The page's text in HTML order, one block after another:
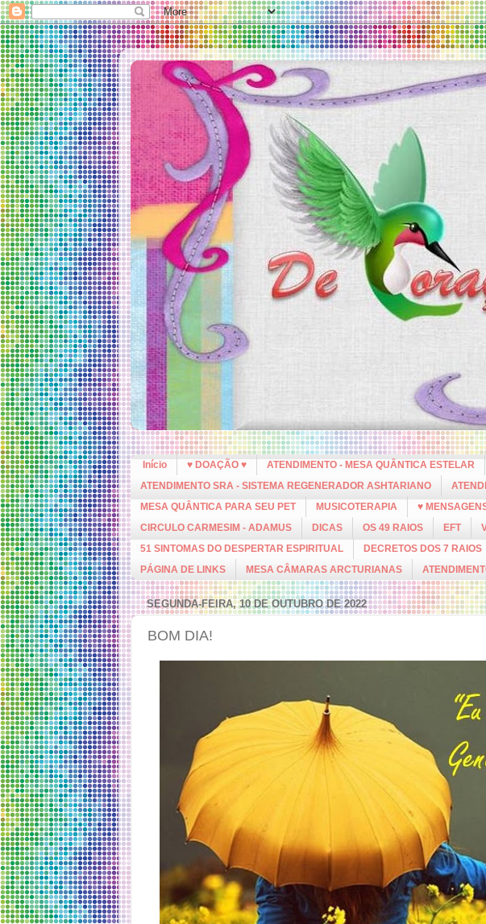
Início ♥ DOAÇÃO ♥ ATENDIMENTO - MESA QUÂNTICA ESTELAR
ATENDIMENTO SRA - SISTEMA REGENERADOR ASHTARIANO
MESA QUÂNTICA PARA SEU PET
MUSICOTERAPIA ♥
CIRCULO CARMESIM - ADAMUS
DICAS OS 49 RAIOS EFT
51 SINTOMAS DO DESPERTAR ESPIRITUAL
DECRETOS DOS 7 RAIOS
PÁGINA DE LINKS
MESA CÂMARAS ARCTURIANAS
SEGUNDA-FEIRA, 10 DE OUTUBRO DE 2022
BOM DIA!